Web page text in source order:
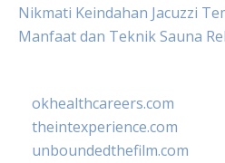
Nikmati Keindahan Jacuzzi
Manfaat dan Teknik Sauna
okhealthcareers.com
theintexperience.com
unboundedthefilm.com